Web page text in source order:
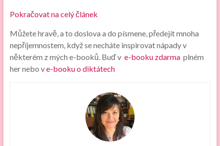
Pokračovat na celý článek
Můžete hravě, a to doslova a do písmene, předejít mnoha
nepříjemnostem, když se necháte inspirovat nápady v
některém z mých e-booků. Buď v e-booku zdarmaplném
her nebo ve-booku o diktátech